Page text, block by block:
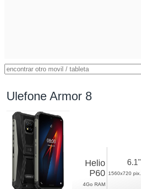
Ulefone Armor 8
Helio
P60
4Go RAM
6.1"
1560x720 pix.